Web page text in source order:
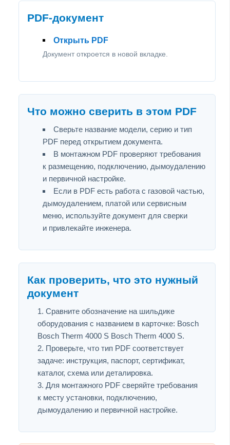
PDF-документ
Открыть PDF
Документ откроется в новой вкладке.
Что можно сверить в этом PDF
Сверьте название модели, серию и тип
PDF перед открытием документа.
В монтажном PDF проверяют требования
к размещению, подключению, дымоудалению
и первичной настройке.
Если в PDF есть работа с газовой частью,
дымоудалением, платой или сервисным
меню, используйте документ для сверки
и привлекайте инженера.
Как проверить, что это нужный
документ
Сравните обозначение на шильдике
оборудования с названием в карточке: Bosch
Bosch Therm 4000 S Bosch Therm 4000 S.
Проверьте, что тип PDF соответствует
задаче: инструкция, паспорт, сертификат,
каталог, схема или деталировка.
Для монтажного PDF сверяйте требования
к месту установки, подключению,
дымоудалению и первичной настройке.